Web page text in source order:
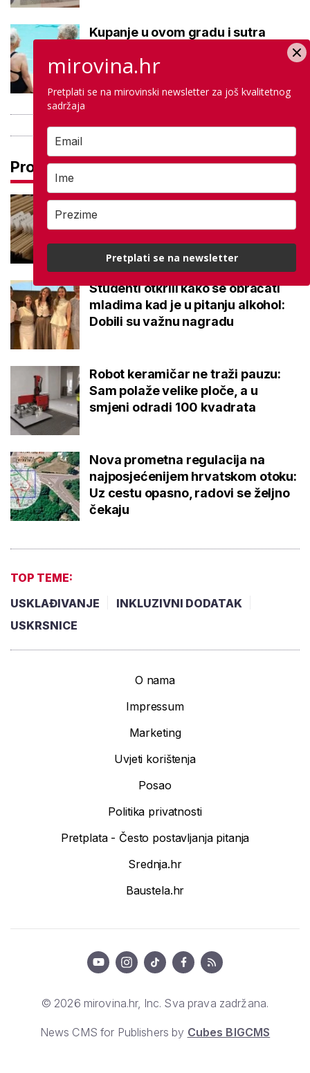
Kupanje u ovom gradu i sutra
ohladiti tijekom toplinskog vala
Pročitaj još
Promjena prakse za sve SC-ove,
kršili su zakon? Za jedan nam je
Studenti otkrili kako se obraćati
mladima kad je u pitanju alkohol:
Dobili su važnu nagradu
Robot keramičar ne traži pauzu:
Sam polaže velike ploče, a u
smjeni odradi 100 kvadrata
Nova prometna regulacija na
najposjećenijem hrvatskom otoku:
Uz cestu opasno, radovi se željno
čekaju
TOP TEME:
USKLAĐIVANJE
INKLUZIVNI DODATAK
USKRSNICE
O nama
Impressum
Marketing
Uvjeti korištenja
Posao
Politika privatnosti
Pretplata - Često postavljanja pitanja
Srednja.hr
Baustela.hr
© 2026 mirovina.hr, Inc. Sva prava zadržana.
News CMS for Publishers by Cubes BIGCMS
mirovina.hr
Pretplati se na mirovinski newsletter za još kvalitetnog
sadržaja
Pretplati se na newsletter